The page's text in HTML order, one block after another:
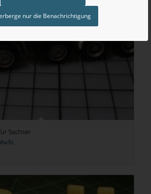
nur die Benachrichtigung
5achser